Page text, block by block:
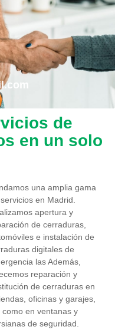
de
en un solo
una amplia gama
en Madrid.
apertura y
de cerraduras,
e instalación de
digitales de
las Además,
reparación y
de cerraduras en
oficinas y garajes,
como en ventanas y
de seguridad.